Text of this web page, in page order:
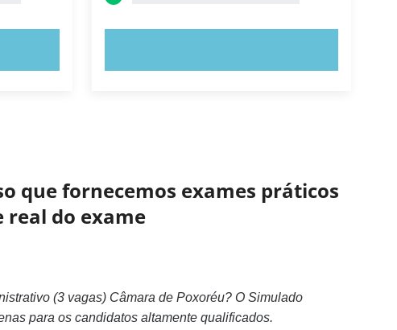
que fornecemos exames práticos
real do exame
(3 vagas) Câmara de Poxoréu? O Simulado
para os candidatos altamente qualificados.